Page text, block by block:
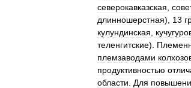
северокавказская
длинношерстная), 13
кулундинская
теленгитские).
племзаводами
продуктивностью
области
Для